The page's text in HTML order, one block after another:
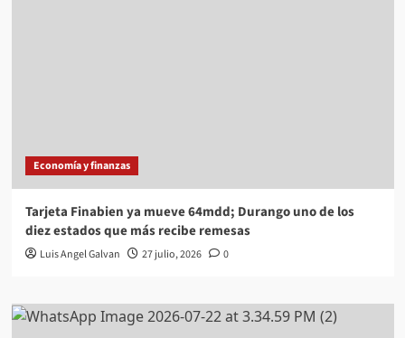
Economía y finanzas
Tarjeta Finabien ya mueve 64mdd; Durango uno de los
diez estados que más recibe remesas
Luis Angel Galvan 27 julio, 2026 0